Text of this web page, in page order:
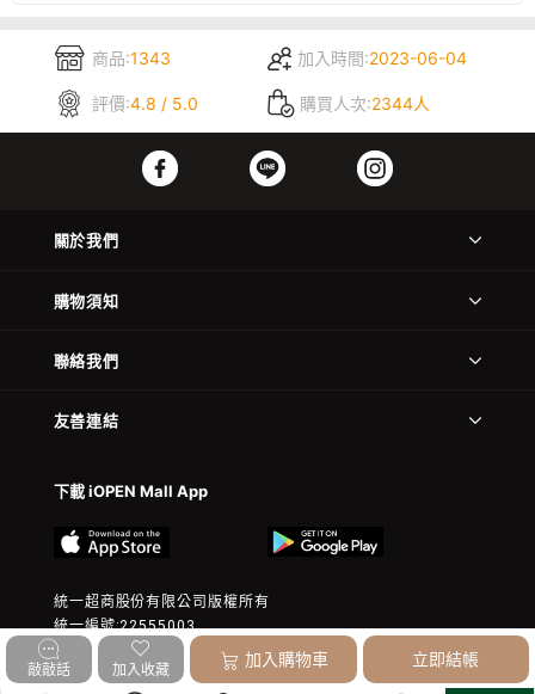
敲敲話 加入收藏
加入購物車 立即結帳
商品:1343 加入時間:2023-06-04
評價:4.8 / 5.0 購買人次:2344人
關於我們
購物須知
聯絡我們
友善連結
下載 iOPEN Mall App
統一超商股份有限公司版權所有
統一編號:22555003
© 2023 President Chain Store Corp. All rights reserved.